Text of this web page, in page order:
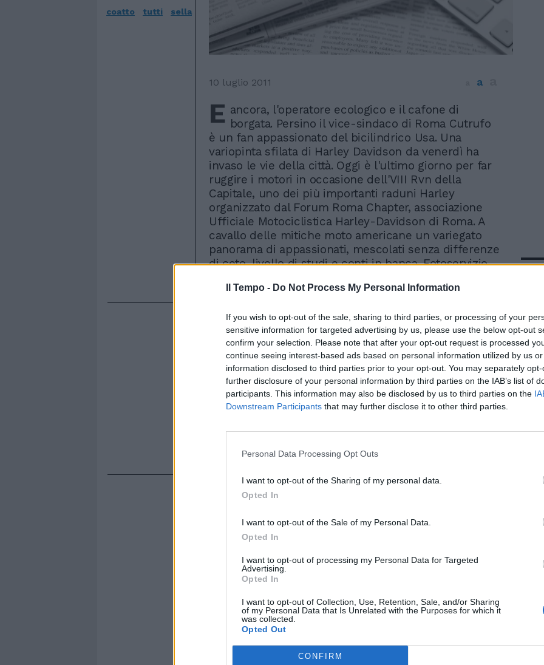
Il Tempo - Do Not Process My Personal Information
If you wish to opt-out of the sale, sharing to third parties, or processing of your
sensitive information for targeted advertising by us, please use the below opt-out
confirm your selection. Please note that after your opt-out request is processed
continue seeing interest-based ads based on personal information utilized by us
information disclosed to third parties prior to your opt-out. You may separately
further disclosure of your personal information by third parties on the IAB’s list of
participants. This information may also be disclosed by us to third parties on the
Downstream Participants that may further disclose it to other third parties.
Personal Data Processing Opt Outs
I want to opt-out of the Sharing of my personal data.
Opted In
I want to opt-out of the Sale of my Personal Data.
Opted In
I want to opt-out of processing my Personal Data for Targeted
Advertising.
Opted In
I want to opt-out of Collection, Use, Retention, Sale, and/or Sharing
of my Personal Data that Is Unrelated with the Purposes for which it
was collected.
Opted Out
CONFIRM
coatto
tutti sella
10 luglio 2011 a
E ancora, l'operatore ecologico e il cafone di
borgata. Persino il vice-sindaco di Roma Cutrufo
è un fan appassionato del bicilindrico Usa. Una
variopinta sfilata di Harley Davidson da venerdì ha
invaso le vie della città. Oggi è l'ultimo giorno per far
ruggire i motori in occasione dell'VIII Rvn della
Capitale, uno dei più importanti raduni Harley
organizzato dal Forum Roma Chapter, associazione
Ufficiale Motociclistica Harley-Davidson di Roma. A
cavallo delle mitiche moto americane un variegato
panorama di appassionati, mescolati senza differenze
di ceto, livello di studi e conti in banca. Fotoservizio
In
Rudy Giuliani a Come States?
americana